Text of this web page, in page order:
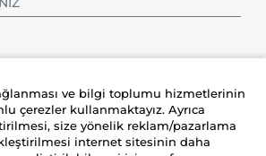
ve bilgi toplumu hizmetlerinin
çerezler kullanmaktayız. Ayrıca
size yönelik reklam/pazarlama
internet sitesinin daha